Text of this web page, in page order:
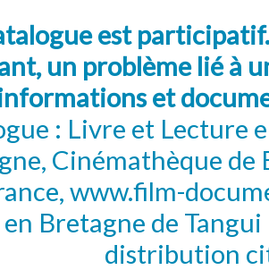
est
un problème lié à
et
: Livre et Lecture
Cinémathèque de
www.film-
Bretagne de
distribution